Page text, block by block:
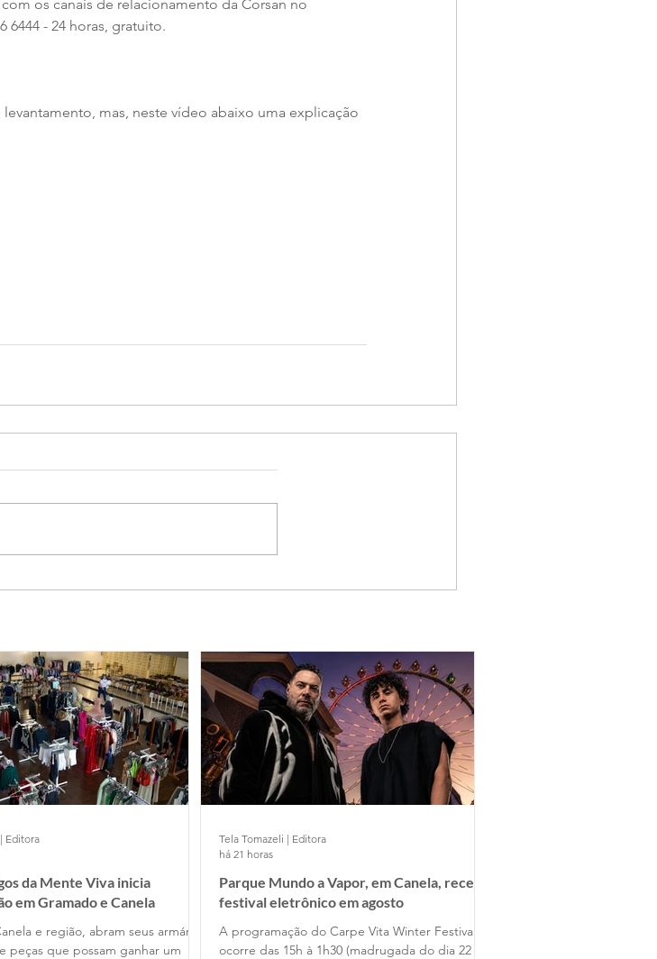
os canais de relacionamento da Corsan no
6444 - 24 horas, gratuito.
mas, neste vídeo abaixo uma explicação
da Mente Viva inicia
em Gramado e Canela
e região, abram seus armários
peças que possam ganhar um
Editora
Parque Mundo a Vapor, em Canela, recebe
festival eletrônico em agosto
A programação do Carpe Vita Winter Festival
ocorre das 15h à 1h30 (madrugada do dia 22 de
Tela Tomazeli | Editora
há 21 horas